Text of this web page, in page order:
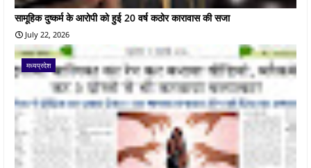
सामूहिक दुष्कर्म के आरोपी को हुई 20 वर्ष कठोर कारावास की सजा
July 22, 2026
मध्यप्रदेश